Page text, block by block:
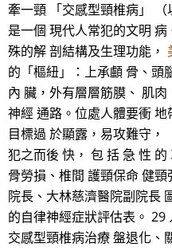
牽一頸 「交感型頸椎病」
是一個 現代人常犯的文明
殊的解 剖結構及生理功能，
的「樞紐」：上承顱 骨、頭
內 臟，外有層層筋膜、 肌
神經 通路。位處人體要衝
目標過 於顯露，易攻難守，
犯之而後 快， 包 括 急 性
骨勞損、椎間 護頸保命 健
院長、大林慈濟醫院副院長
的自律神經症狀評估表。
交感型頸椎病治療 盤退化、